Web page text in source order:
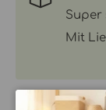
Super
Mit